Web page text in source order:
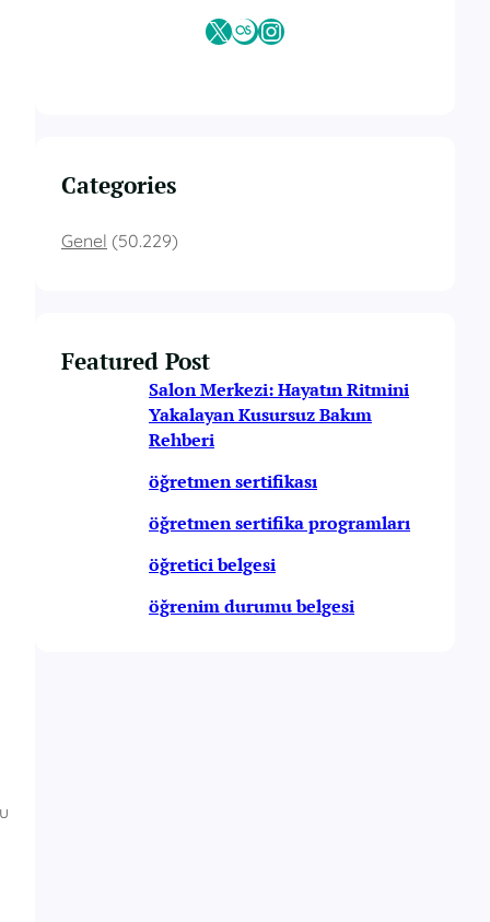
X Last.fmInstagram
Categories
Genel (50.229)
Featured Post
Salon Merkezi: Hayatın Ritmini
Yakalayan Kusursuz Bakım
Rehberi
öğretmen sertifikası
öğretmen sertifika programları
öğretici belgesi
öğrenim durumu belgesi